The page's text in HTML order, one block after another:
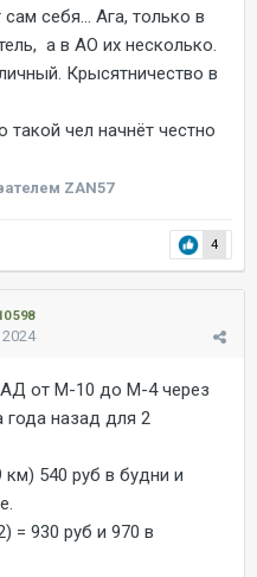
себя... Ага, только в
а в АО их несколько.
Крысятничество в
чел начнёт честно
ZAN57
4
598
2024
от М-10 до М-4 через
года назад для 2
540 руб в будни и
= 930 руб и 970 в